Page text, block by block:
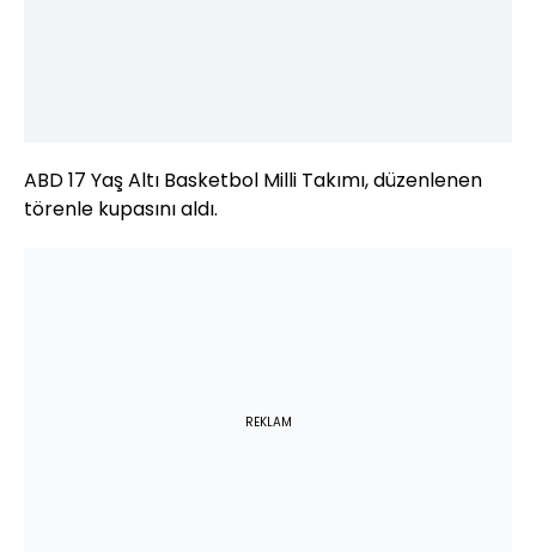
ABD 17 Yaş Altı Basketbol Milli Takımı, düzenlenen
törenle kupasını aldı.
REKLAM